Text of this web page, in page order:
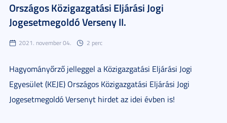
Országos Közigazgatási Eljárási Jogi
Jogesetmegoldó Verseny II.
2021. november 04. 2 perc
Hagyományőrző jelleggel a Közigazgatási Eljárási Jogi
Egyesület (KEJE) Országos Közigazgatási Eljárási Jogi
Jogesetmegoldó Versenyt hirdet az idei évben is!